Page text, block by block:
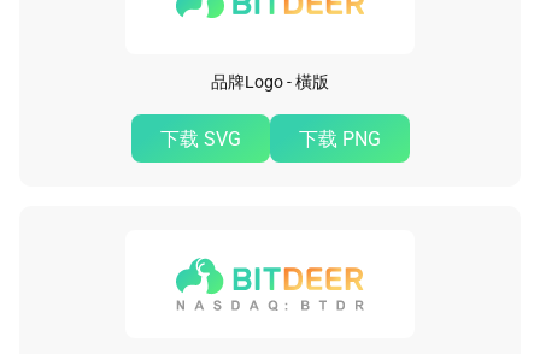
品牌Logo - 橫版
下载 SVG 下载 PNG